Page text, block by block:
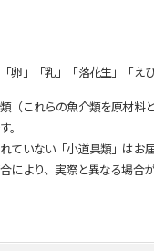
卵」「乳」「落花生」「え
（これらの魚介類を原材料
。
ていない「小道具類」はお
により、実際と異なる場合が